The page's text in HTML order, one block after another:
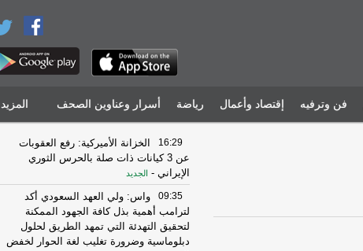
فن وترفيه إقتصاد وأعمال رياضة أسرار وعناوين الصحف المزيد
16:29
الخزانة الأميركية: رفع العقوبات
عن 3 كيانات ذات صلة بالحرس الثوري
الإيراني - الجديد
09:35
واس: ولي العهد السعودي أكد
لترامب أهمية بذل كافة الجهود الممكنة
لتحقيق التهدئة التي تمهد الطريق لحلول
دبلوماسية وضرورة تغليب لغة الحوار لخفض